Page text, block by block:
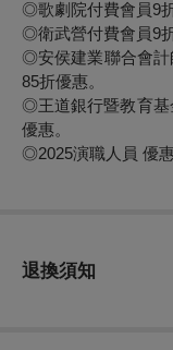
◎歌劇院付費會員9
◎衛武營付費會員9
◎安侯建業聯合會計
85折優惠。
◎王道銀行暨教育基
優惠。
◎2025演職人員 優
退換須知